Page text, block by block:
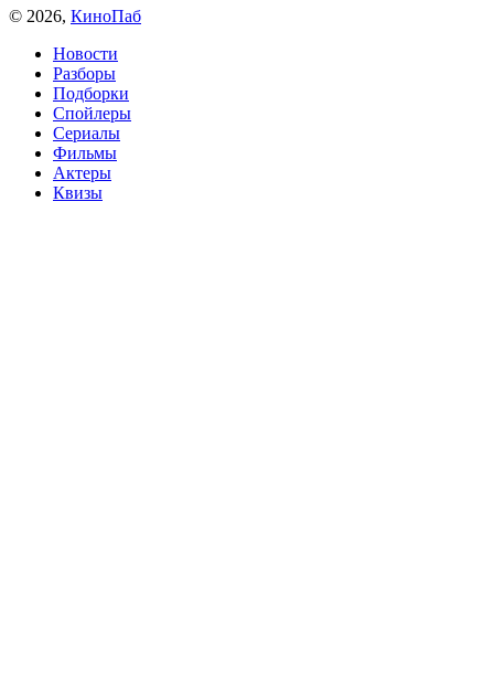
© 2026, КиноПаб
Новости
Разборы
Подборки
Спойлеры
Сериалы
Фильмы
Актеры
Квизы